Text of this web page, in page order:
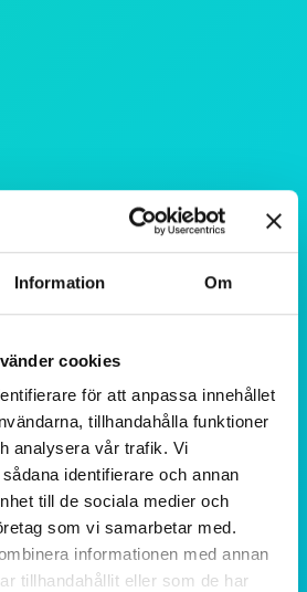
Information Om
cookies
för att anpassa innehållet
tillhandahålla funktioner
analysera vår trafik. Vi
identifierare och annan
till de sociala medier och
som vi samarbetar med.
informationen med annan
tillhandahållit eller som de har